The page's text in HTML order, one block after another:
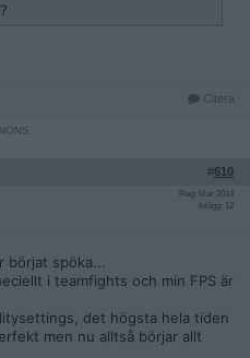
Citera
#610
Reg: Mar 2014
Inlägg: 12
börjat spöka...
i teamfights och min FPS är
det högsta hela tiden
men nu alltså börjar allt